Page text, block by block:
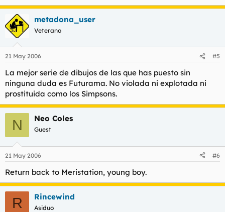
metadona_user
Veterano
21 May 2006 #5
La mejor serie de dibujos de las que has puesto sin
ninguna duda es Futurama. No violada ni explotada ni
prostituida como los Simpsons.
N Neo Coles
Guest
21 May 2006 #6
Return back to Meristation, young boy.
R Rincewind
Asiduo